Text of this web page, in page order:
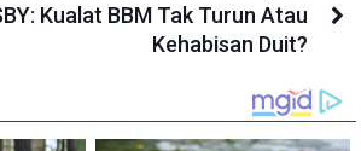
Kualat BBM Tak Turun Atau
Kehabisan Duit?